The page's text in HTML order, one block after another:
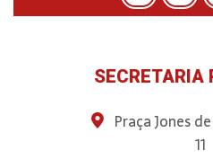
SECRETARIA
Praça Jones
11